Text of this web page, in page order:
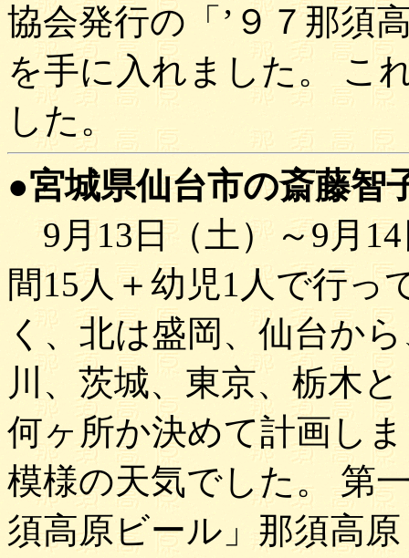
協会発行の「’９７那
を手に入れました。 こ
した。
●宮城県仙台市の斎藤智
9月13日（土）～9月
間15人＋幼児1人で行っ
く、北は盛岡、仙台か
川、茨城、東京、栃木
何ヶ所か決めて計画し
模様の天気でした。 第
須高原ビール」那須高